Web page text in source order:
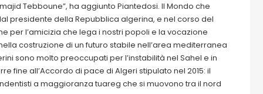
Tebboune”, ha aggiunto Piantedosi. Il Mondo che
presidente della Repubblica algerina, e nel corso del
per l’amicizia che lega i nostri popoli e la vocazione
costruzione di un futuro stabile nell’area mediterranea
sono molto preoccupati per l’instabilità nel Sahel e in
fine all’Accordo di pace di Algeri stipulato nel 2015: il
a maggioranza tuareg che si muovono tra il nord